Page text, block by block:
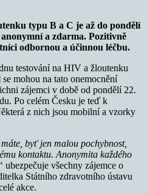
typu B a C je až do pondělí
a zdarma. Pozitivně
odbornou a účinnou léčbu.
testování na HIV a žloutenku
se mohou na tato onemocnění
zájemci v době od pondělí 22.
Po celém Česku je teď k
z nich jsou mobilní a vzorky
máte, byť jen malou pochybnost,
kontaktu. Anonymita každého
ubezpečuje všechny zájemce o
Státního zdravotního ústavu
akce.